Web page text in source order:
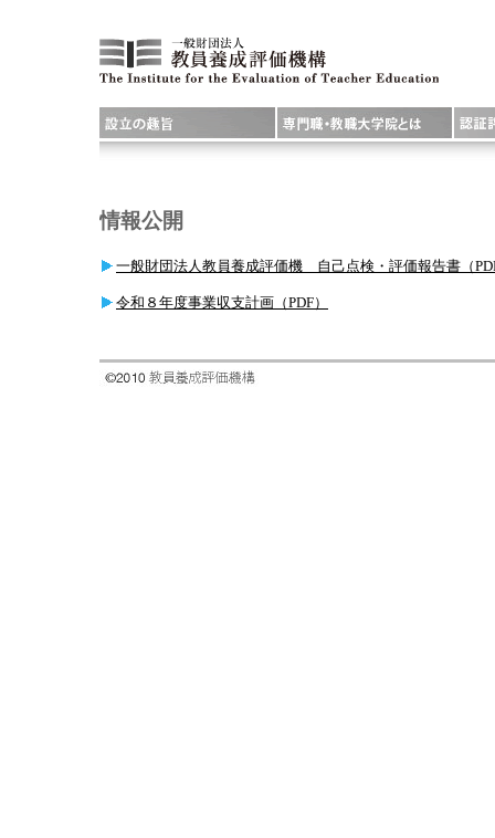
情報公開
一般財団法人教員養成評価機 自己点検・評価報告書（
令和８年度事業収支計画（PDF）